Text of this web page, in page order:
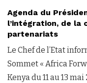
Agenda du
l’intégration, de la
partenariats
Le Chef de l’Etat
Sommet « Africa
Kenya du 11 au 13 mai